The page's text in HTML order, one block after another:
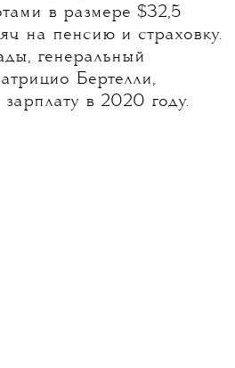
в размере $32,5
на пенсию и страховку.
генеральный
Бертелли,
в 2020 году.